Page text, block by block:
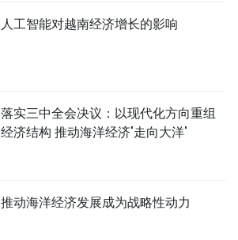
人工智能对越南经济增长的影响
落实三中全会决议：以现代化方向重组
经济结构 推动海洋经济'走向大洋'
推动海洋经济发展成为战略性动力